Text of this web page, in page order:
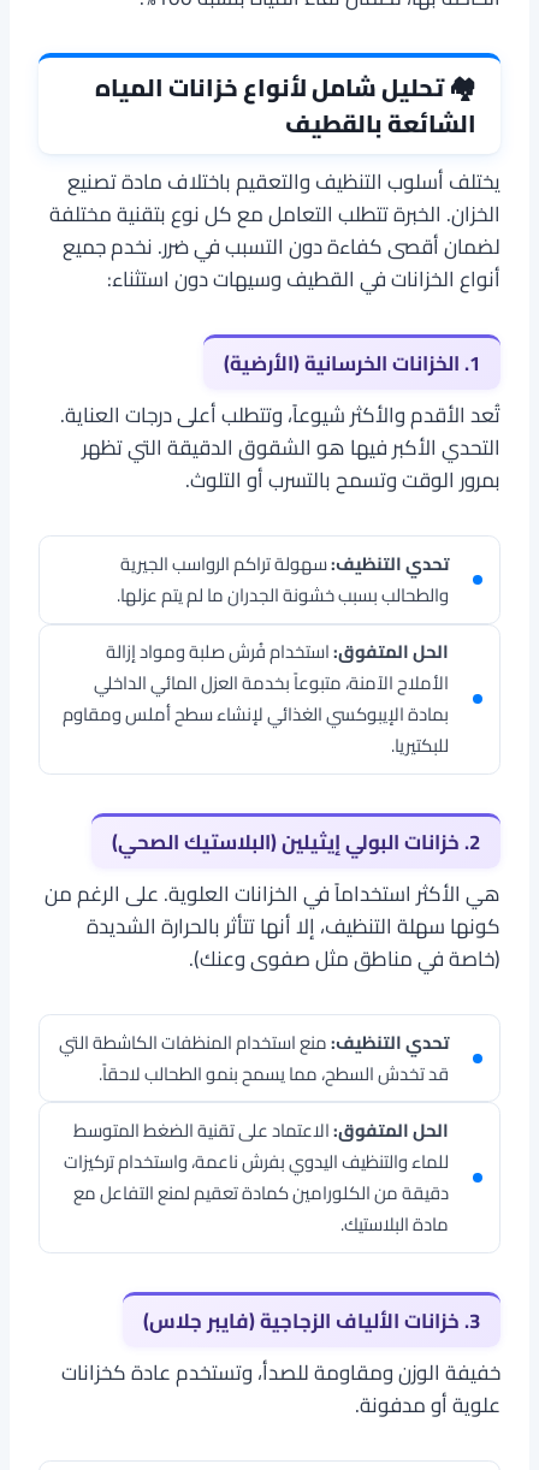
🏘 تحليل شامل لأنواع خزانات المياه
الشائعة بالقطيف
يختلف أسلوب التنظيف والتعقيم باختلاف مادة تصنيع
الخزان. الخبرة تتطلب التعامل مع كل نوع بتقنية مختلفة
لضمان أقصى كفاءة دون التسبب في ضرر. نخدم جميع
أنواع الخزانات في القطيف وسيهات دون استثناء:
1. الخزانات الخرسانية (الأرضية)
تُعد الأقدم والأكثر شيوعاً، وتتطلب أعلى درجات العناية.
التحدي الأكبر فيها هو الشقوق الدقيقة التي تظهر
بمرور الوقت وتسمح بالتسرب أو التلوث.
تحدي التنظيف:سهولة تراكم الرواسب الجيرية
والطحالب بسبب خشونة الجدران ما لم يتم عزلها.
الحل المتفوق:استخدام فُرش صلبة ومواد إزالة
الأملاح الآمنة، متبوعاً بخدمة العزل المائي الداخلي
بمادة الإيبوكسي الغذائي لإنشاء سطح أملس ومقاوم
للبكتيريا.
2. خزانات البولي إيثيلين (البلاستيك الصحي)
هي الأكثر استخداماً في الخزانات العلوية. على الرغم من
كونها سهلة التنظيف، إلا أنها تتأثر بالحرارة الشديدة
(خاصة في مناطق مثل صفوى وعنك).
تحدي التنظيف:منع استخدام المنظفات الكاشطة التي
قد تخدش السطح، مما يسمح بنمو الطحالب لاحقاً.
الحل المتفوق:الاعتماد على تقنية الضغط المتوسط
للماء والتنظيف اليدوي بفرش ناعمة، واستخدام تركيزات
دقيقة من الكلورامين كمادة تعقيم لمنع التفاعل مع
مادة البلاستيك.
3. خزانات الألياف الزجاجية (فايبر جلاس)
خفيفة الوزن ومقاومة للصدأ، وتستخدم عادة كخزانات
علوية أو مدفونة.